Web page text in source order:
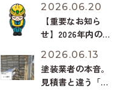
ら ぺんき屋美
装）
2026.06.20
【重要なお知ら
せ】2026年内の外
残りわずかとなり
ました。
2026.06.13
塗装業者の本音。
見積書と違う「安